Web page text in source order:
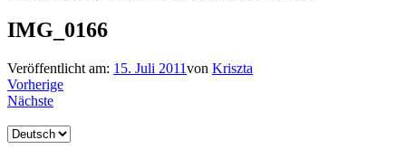
IMG_0166
Veröffentlicht am: 15. Juli 2011von Kriszta
Vorherige
Nächste
Sprache